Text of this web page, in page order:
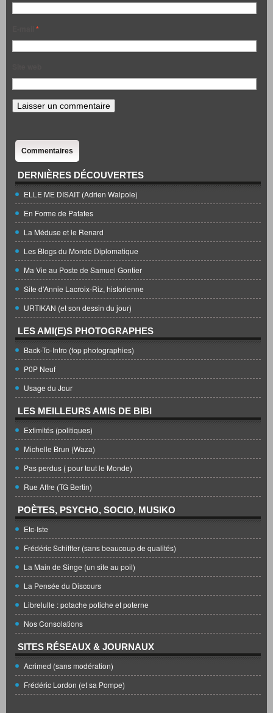
*
Commentaires
DERNIÈRES DÉCOUVERTES
ELLE ME DISAIT (Adrien Walpole)
En Forme de Patates
La Méduse et le Renard
Les Blogs du Monde Diplomatique
Ma Vie au Poste de Samuel Gontier
Site d'Annie Lacroix-Riz, historienne
URTIKAN (et son dessin du jour)
LES AMI(E)S PHOTOGRAPHES
Back-To-Intro (top photographies)
P0P Neuf
Usage du Jour
LES MEILLEURS AMIS DE BIBI
Extimités (politiques)
Michelle Brun (Waza)
Pas perdus ( pour tout le Monde)
Rue Affre (TG Bertin)
POÈTES, PSYCHO, SOCIO, MUSIKO
Etc-Iste
Frédéric Schiffter (sans beaucoup de qualités)
La Main de Singe (un site au poil)
La Pensée du Discours
Librelulle : potache potiche et poterne
Nos Consolations
SITES RÉSEAUX & JOURNAUX
Acrimed (sans modération)
Frédéric Lordon (et sa Pompe)